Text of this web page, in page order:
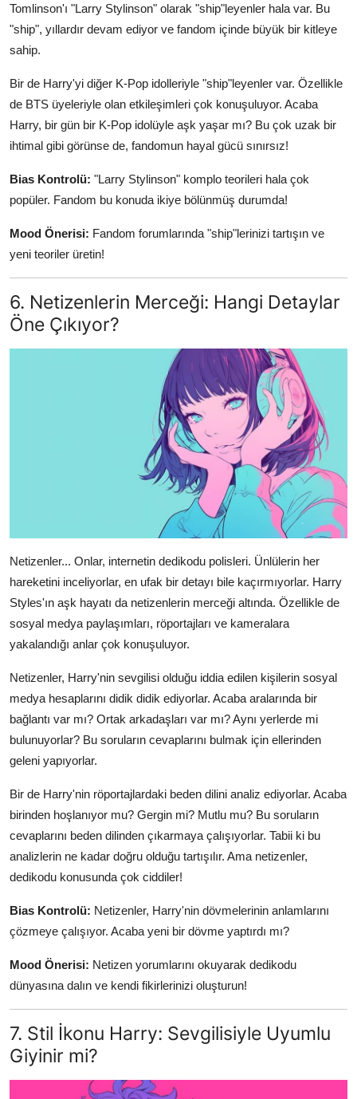
Tomlinson'ı "Larry Stylinson" olarak "ship"leyenler hala var. Bu
"ship", yıllardır devam ediyor ve fandom içinde büyük bir kitleye
sahip.
Bir de Harry'yi diğer K-Pop idolleriyle "ship"leyenler var. Özellikle
de BTS üyeleriyle olan etkileşimleri çok konuşuluyor. Acaba
Harry, bir gün bir K-Pop idolüyle aşk yaşar mı? Bu çok uzak bir
ihtimal gibi görünse de, fandomun hayal gücü sınırsız!
Bias Kontrolü: "Larry Stylinson" komplo teorileri hala çok
popüler. Fandom bu konuda ikiye bölünmüş durumda!
Mood Önerisi: Fandom forumlarında "ship"lerinizi tartışın ve
yeni teoriler üretin!
6. Netizenlerin Merceği: Hangi Detaylar
Öne Çıkıyor?
Netizenler... Onlar, internetin dedikodu polisleri. Ünlülerin her
hareketini inceliyorlar, en ufak bir detayı bile kaçırmıyorlar. Harry
Styles'ın aşk hayatı da netizenlerin merceği altında. Özellikle de
sosyal medya paylaşımları, röportajları ve kameralara
yakalandığı anlar çok konuşuluyor.
Netizenler, Harry'nin sevgilisi olduğu iddia edilen kişilerin sosyal
medya hesaplarını didik didik ediyorlar. Acaba aralarında bir
bağlantı var mı? Ortak arkadaşları var mı? Aynı yerlerde mi
bulunuyorlar? Bu soruların cevaplarını bulmak için ellerinden
geleni yapıyorlar.
Bir de Harry'nin röportajlardaki beden dilini analiz ediyorlar. Acaba
birinden hoşlanıyor mu? Gergin mi? Mutlu mu? Bu soruların
cevaplarını beden dilinden çıkarmaya çalışıyorlar. Tabii ki bu
analizlerin ne kadar doğru olduğu tartışılır. Ama netizenler,
dedikodu konusunda çok ciddiler!
Bias Kontrolü: Netizenler, Harry'nin dövmelerinin anlamlarını
çözmeye çalışıyor. Acaba yeni bir dövme yaptırdı mı?
Mood Önerisi: Netizen yorumlarını okuyarak dedikodu
dünyasına dalın ve kendi fikirlerinizi oluşturun!
7. Stil İkonu Harry: Sevgilisiyle Uyumlu
Giyinir mi?